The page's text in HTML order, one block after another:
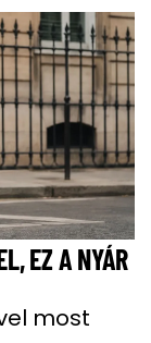
EZ A NYÁR
most